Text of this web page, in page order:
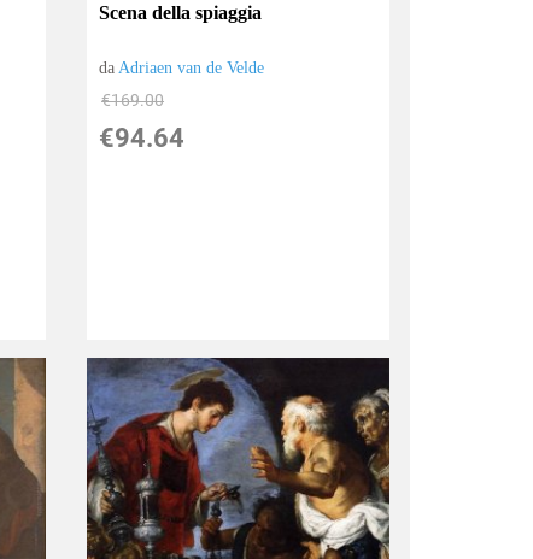
Scena della spiaggia
da Adriaen van de Velde
€169.00
€94.64